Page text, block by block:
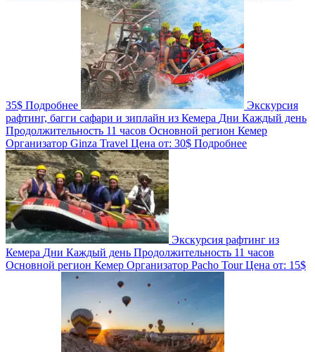
35$ Подробнее
Экскурсия
рафтинг, багги сафари и зиплайн из Кемера Дни Каждый день
Продолжительность 11 часов Основной регион Кемер
Организатор Ginza Travel Цена от: 30$ Подробнее
Экскурсия рафтинг из
Кемера Дни Каждый день Продолжительность 11 часов
Основной регион Кемер Организатор Pacho TourЦена от: 15$